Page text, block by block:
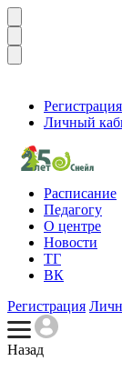
Регистрация
Личный
Расписание
Педагогу
О центре
Новости
ТГ
ВК
Регистрация
Назад